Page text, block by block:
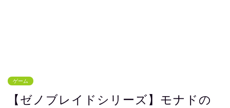
ゲーム
【ゼノブレイドシリーズ】モナドの